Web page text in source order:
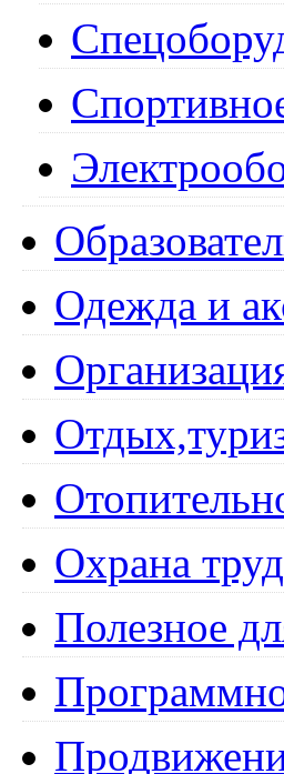
Одежда и
Охрана
Полезное